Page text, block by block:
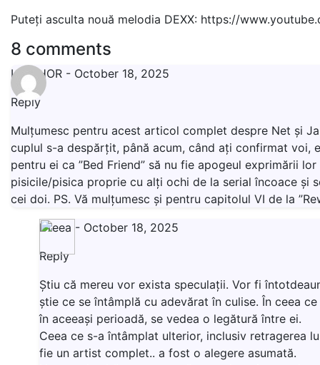
Puteți asculta nouă melodia DEXX: https://
8 comments
LIVISHOR - October 18, 2025
Reply
Mulțumesc pentru acest articol complet despre Net și
cuplul s-a despărțit, până acum, când ați confirmat voi,
pentru ei ca ”Bed Friend” să nu fie apogeul exprimării
pisicile/pisica proprie cu alți ochi de la serial încoace și
cei doi. PS. Vă mulțumesc și pentru capitolul VI de la
Dreea - October 18, 2025
Reply
Știu că mereu vor exista speculații. Vor fi
știe ce se întâmplă cu adevărat în culise. În ceea
în aceeași perioadă, se vedea o legătură între ei.
Ceea ce s-a întâmplat ulterior, inclusiv retragerea
fie un artist complet.. a fost o alegere asumată.